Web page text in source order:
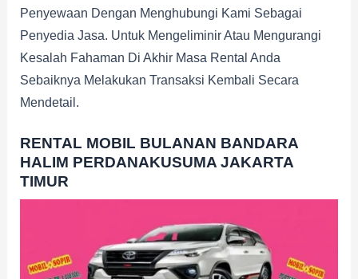
Penyewaan Dengan Menghubungi Kami Sebagai
Penyedia Jasa. Untuk Mengeliminir Atau Mengurangi
Kesalah Fahaman Di Akhir Masa Rental Anda
Sebaiknya Melakukan Transaksi Kembali Secara
Mendetail.
RENTAL MOBIL BULANAN BANDARA
HALIM PERDANAKUSUMA JAKARTA
TIMUR